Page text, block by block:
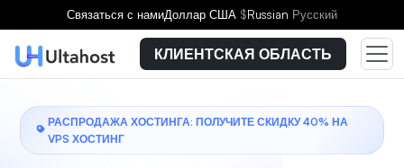
Связаться с намиДоллар США $Russian Русский
КЛИЕНТСКАЯ ОБЛАСТЬ
РАСПРОДАЖА ХОСТИНГА: ПОЛУЧИТЕ СКИДКУ 40% НА
VPS ХОСТИНГ